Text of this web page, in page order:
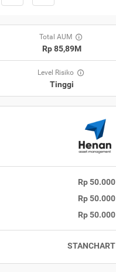
Total AUM
Rp 85,89M
Level Risiko
Tinggi
Rp 50.000
Rp 50.000
Rp 50.000
STANCHART